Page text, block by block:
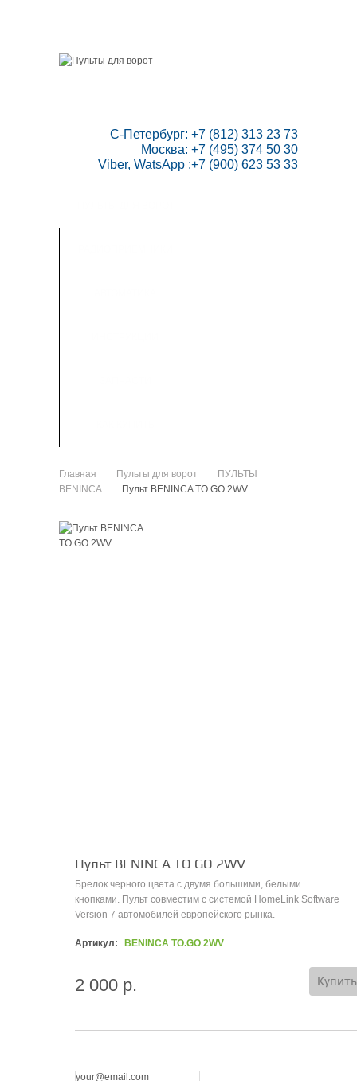
Москва: +7 (495) 374 50 30
Viber, WatsApp :+7 (900) 623 53 33
Главная
Пульты для ворот
>
ПУЛЬТЫ
BENINCA
Пульт BENINCA TO GO 2WV
Пульт BENINCA TO GO 2WV
Брелок черного цвета с двумя большими, белыми
кнопками. Пульт совместим с системой HomeLink Software
Version 7 автомобилей европейского рынка.
Артикул: BENINCA TO.GO 2WV
2 000 р. Купить